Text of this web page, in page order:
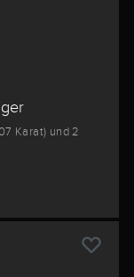
Karat) und 2